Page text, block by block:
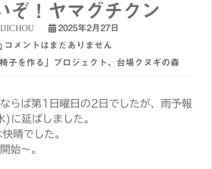
ぞ！ヤマグチクン
2025年2月27日
コメントはまだありません
子を作る」プロジェクト 、 台場クヌギの森
らば第1日曜日の2日でしたが、雨予報
に延ばしました。
晴でした。
始〜。